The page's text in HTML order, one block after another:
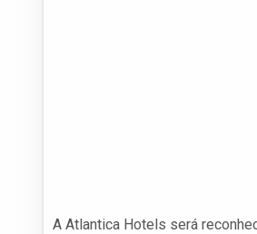
A Atlantica Hotels será